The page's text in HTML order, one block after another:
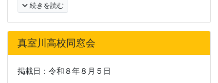
続きを読む
真室川高校同窓会
掲載日：令和８年８月５日